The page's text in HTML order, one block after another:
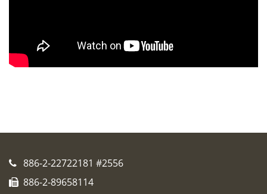
886-2-22722181 #2556
886-2-89658114